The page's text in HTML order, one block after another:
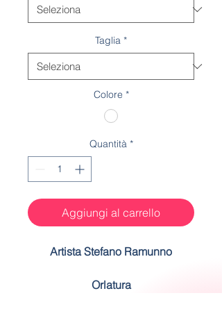
Taglia *
Colore *
Quantità *
Aggiungi al carrello
Artista Stefano Ramunno
Orlatura